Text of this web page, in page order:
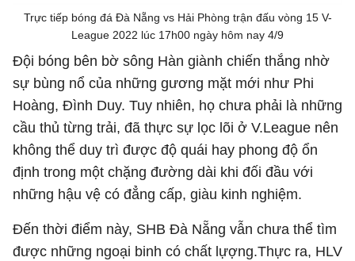
Trực tiếp bóng đá Đà Nẵng vs Hải Phòng trận đấu vòng 15 V-
League 2022 lúc 17h00 ngày hôm nay 4/9
Đội bóng bên bờ sông Hàn giành chiến thắng nhờ
sự bùng nổ của những gương mặt mới như Phi
Hoàng, Đình Duy. Tuy nhiên, họ chưa phải là những
cầu thủ từng trải, đã thực sự lọc lõi ở V.League nên
không thể duy trì được độ quái hay phong độ ổn
định trong một chặng đường dài khi đối đầu với
những hậu vệ có đẳng cấp, giàu kinh nghiệm.
Đến thời điểm này, SHB Đà Nẵng vẫn chưa thể tìm
được những ngoại binh có chất lựợng.Thực ra, HLV